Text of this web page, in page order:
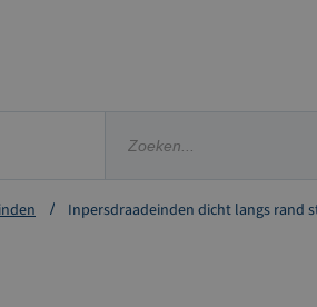
Inpersdraadeinden dicht langs rand